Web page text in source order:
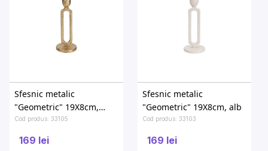
Sfesnic metalic
"Geometric" 19X8cm,
auriu
Cod produs: 33105
169 lei
Sfesnic metalic
"Geometric" 19X8cm, alb
Cod produs: 33103
169 lei